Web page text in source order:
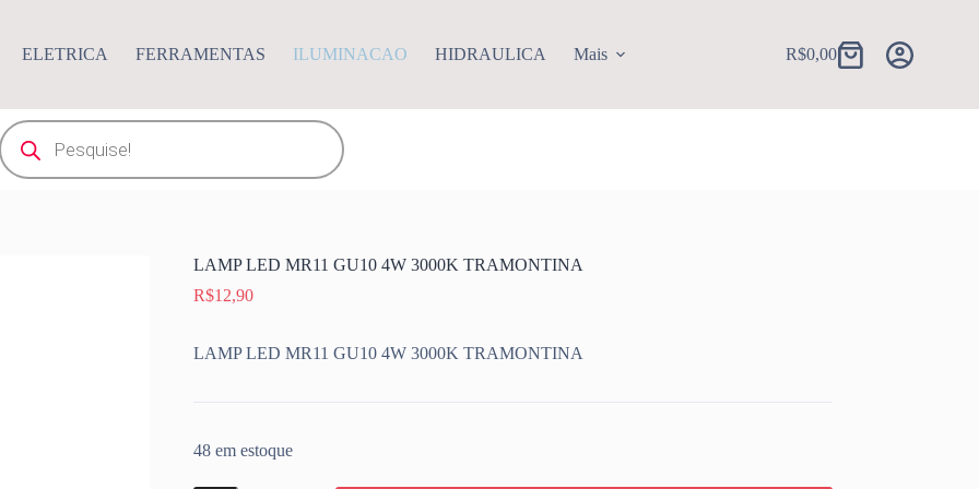
ELETRICA FERRAMENTAS ILUMINACAO HIDRAULICA Mais Carrinho
R$0,00
Pesquisar
produtos
LAMP LED MR11 GU10 4W 3000K TRAMONTINA
R$12,90
LAMP LED MR11 GU10 4W 3000K TRAMONTINA
48 em estoque